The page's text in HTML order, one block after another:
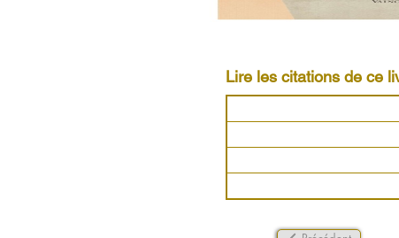
Lire les citations de ce